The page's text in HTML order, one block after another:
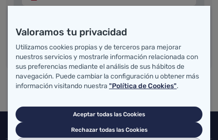
Modelo de autorización
Inicio del pie de página
Salud Cantabria
Valoramos tu privacidad
Utilizamos cookies propias y de terceros para mejorar
nuestros servicios y mostrarle información relacionada con
sus preferencias mediante el análisis de sus hábitos de
navegación. Puede cambiar la configuración u obtener más
información visitando nuestra "Política de Cookies".
Aceptar todas las Cookies
Rechazar todas las Cookies